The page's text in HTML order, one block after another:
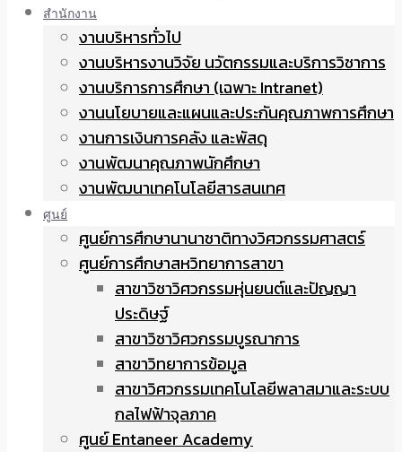
สำนักงาน
งานบริหารทั่วไป
งานบริหารงานวิจัย นวัตกรรมและบริการวิชาการ
งานบริการการศึกษา (เฉพาะ Intranet)
งานนโยบายและแผนและประกันคุณภาพการศึกษา
งานการเงินการคลัง และพัสดุ
งานพัฒนาคุณภาพนักศึกษา
งานพัฒนาเทคโนโลยีสารสนเทศ
ศูนย์
ศูนย์การศึกษานานาชาติทางวิศวกรรมศาสตร์
ศูนย์การศึกษาสหวิทยาการสาขา
สาขาวิชาวิศวกรรมหุ่นยนต์และปัญญา
ประดิษฐ์
สาขาวิชาวิศวกรรมบูรณาการ
สาขาวิทยาการข้อมูล
สาขาวิศวกรรมเทคโนโลยีพลาสมาและระบบ
กลไฟฟ้าจุลภาค
ศูนย์ Entaneer Academy